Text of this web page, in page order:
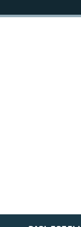
КАЛЯНДАР
НА ХВАЛЯХ СВАБОДЫ